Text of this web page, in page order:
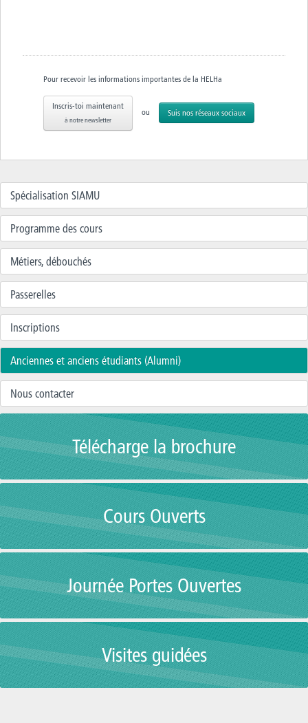
Pour recevoir les informations importantes de la HELHa
Inscris-toi maintenant
à notre newsletter
ou Suis nos réseaux sociaux
Spécialisation SIAMU
Programme des cours
Métiers, débouchés
Passerelles
Inscriptions
Anciennes et anciens étudiants (Alumni)
Nous contacter
Télécharge la brochure
Cours Ouverts
Journée Portes Ouvertes
Visites guidées